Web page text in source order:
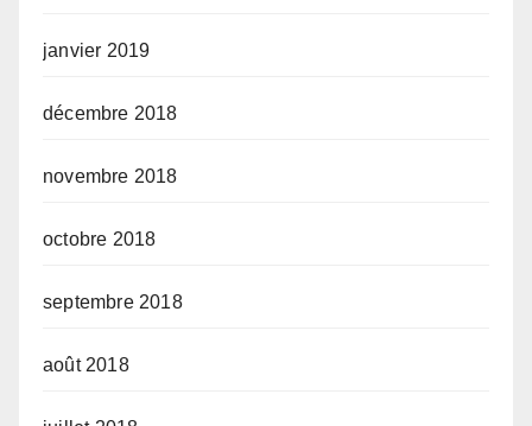
janvier 2019
décembre 2018
novembre 2018
octobre 2018
septembre 2018
août 2018